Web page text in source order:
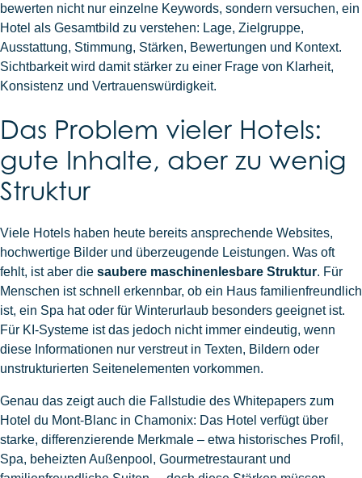
bewerten nicht nur einzelne Keywords, sondern versuchen, ein
Hotel als Gesamtbild zu verstehen: Lage, Zielgruppe,
Ausstattung, Stimmung, Stärken, Bewertungen und Kontext.
Sichtbarkeit wird damit stärker zu einer Frage von Klarheit,
Konsistenz und Vertrauenswürdigkeit.
Das Problem vieler Hotels:
gute Inhalte, aber zu wenig
Struktur
Viele Hotels haben heute bereits ansprechende Websites,
hochwertige Bilder und überzeugende Leistungen. Was oft
fehlt, ist aber die saubere maschinenlesbare Struktur. Für
Menschen ist schnell erkennbar, ob ein Haus familienfreundlich
ist, ein Spa hat oder für Winterurlaub besonders geeignet ist.
Für KI-Systeme ist das jedoch nicht immer eindeutig, wenn
diese Informationen nur verstreut in Texten, Bildern oder
unstrukturierten Seitenelementen vorkommen.
Genau das zeigt auch die Fallstudie des Whitepapers zum
Hotel du Mont-Blanc in Chamonix: Das Hotel verfügt über
starke, differenzierende Merkmale – etwa historisches Profil,
Spa, beheizten Außenpool, Gourmetrestaurant und